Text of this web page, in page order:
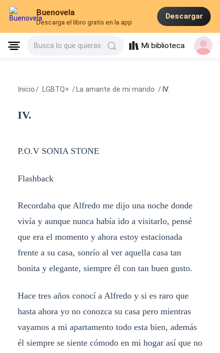
Buenovela
Descarga el libro gratis en la app
Descargar
Busca lo que quieras Mi biblioteca
Inicio / LGBTQ+ / La amante de mi marido / IV.
IV.
P.O.V SONIA STONE
Flashback
Recordaba que Alfredo me dijo una noche donde
vivía y aunque nunca había ido a visitarlo, pensé
que era el momento y ahora estoy estacionada
frente a su casa, sonrío al ver aquella casa tan
bonita y elegante, siempre él con tan buen gusto.
Hace tres años conocí a Alfredo y si es raro que
hasta ahora yo no conozca su casa pero mientras
vayamos a mi apartamento todo esta bien, además
él siempre se siente cómodo en mi hogar así que no